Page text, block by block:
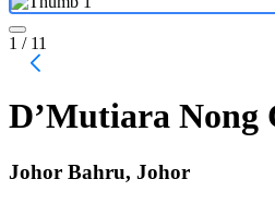
1 / 11
D’Mutiara Nong
Johor Bahru, Johor